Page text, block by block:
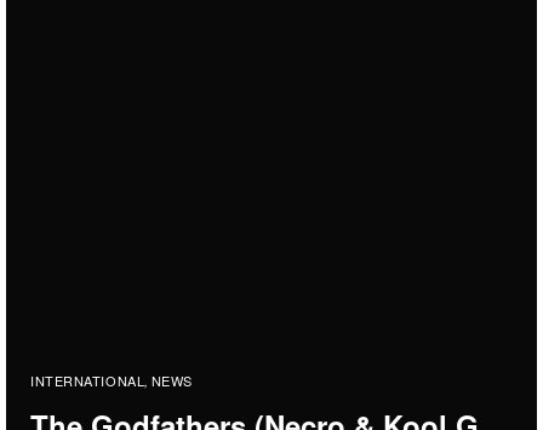
INTERNATIONAL, NEWS